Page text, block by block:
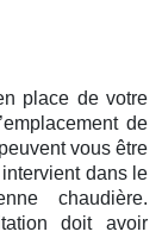
place de votre
de
vous être
dans le
chaudière.
doit avoir